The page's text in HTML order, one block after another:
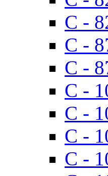
С -
С -
С -
С -
C -
С -
С -